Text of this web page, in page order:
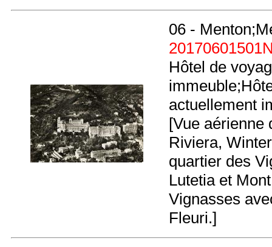
06 -
Hôtel de
actuellement
[Vue aérienne
Riviera,
quartier des
Lutetia et
Vignasses
Fleuri.]